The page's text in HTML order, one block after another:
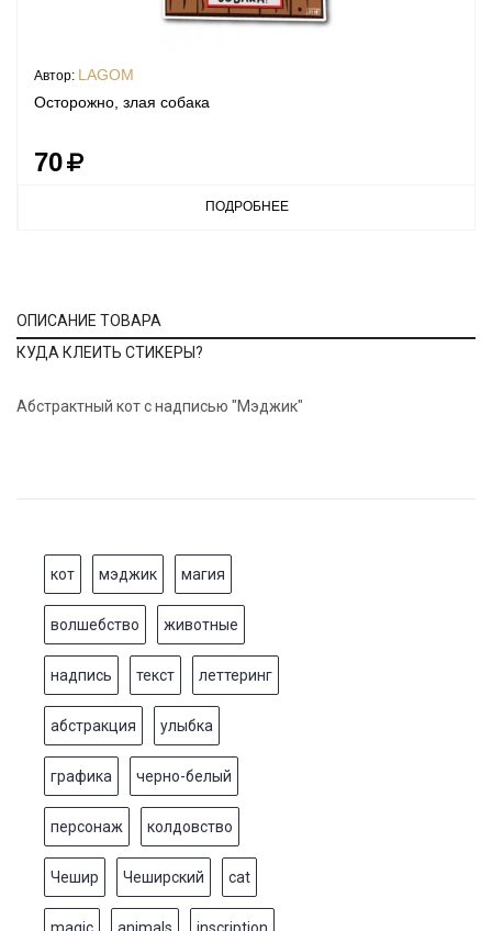
Автор: LAGOM
Осторожно, злая собака
70
ПОДРОБНЕЕ
ОПИСАНИЕ ТОВАРА
КУДА КЛЕИТЬ СТИКЕРЫ?
Абстрактный кот с надписью "Мэджик"
кот мэджик магия
волшебство животные
надпись текст леттеринг
абстракция улыбка
графика черно-белый
персонаж колдовство
Чешир Чеширский cat